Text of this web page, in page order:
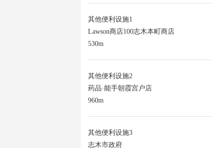
其他便利设施1
Lawson商店100志木本町商店
530m
其他便利设施2
药品·能手朝霞宫户店
960m
其他便利设施3
志木市政府